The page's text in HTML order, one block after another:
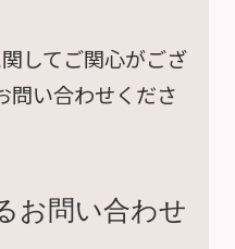
してご関心がござ
問い合わせくださ
お問い合わせ